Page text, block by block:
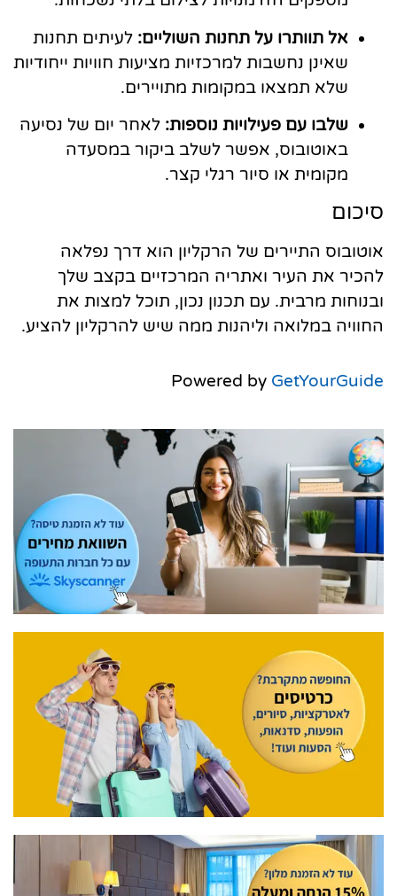
אל תוותרו על תחנות השוליים: לעיתים תחנות
שאינן נחשבות למרכזיות מציעות חוויות ייחודיות
שלא תמצאו במקומות מתויירים.
שלבו עם פעילויות נוספות: לאחר יום של נסיעה
באוטובוס, אפשר לשלב ביקור במסעדה
מקומית או סיור רגלי קצר.
סיכום
אוטובוס התיירים של הרקליון הוא דרך נפלאה
להכיר את העיר ואתריה המרכזיים בקצב שלך
ובנוחות מרבית. עם תכנון נכון, תוכל למצות את
החוויה במלואה וליהנות ממה שיש להרקליון להציע.
Powered by GetYourGuide